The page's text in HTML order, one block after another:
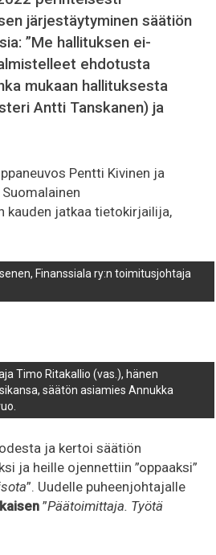
järjestäytyminen säätiön
”Me hallituksen ei-
ehdotusta
mukaan hallituksesta
Antti Tanskanen) ja
Pentti Kivinen ja
kauden jatkaa tietokirjailija,
Finanssiala ry:n toimitusjohtaja
Timo Ritakallio (vas.), hänen
säätön asiamies Annukka
ja kertoi säätiön
ja heille ojennettiin ”oppaaksi”
”. Uudelle puheenjohtajalle
”Päätoimittaja. Työtä